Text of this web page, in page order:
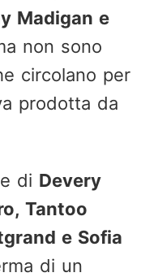
Madigan e
non sono
circolano per
prodotta da
di Devery
Tantoo
e Sofia
di un